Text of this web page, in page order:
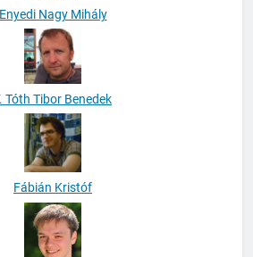
Enyedi Nagy Mihály
F. Tóth Tibor Benedek
Fábián Kristóf